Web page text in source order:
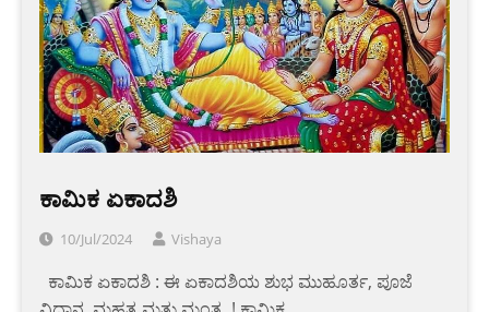
ಕಾಮಿಕ ಏಕಾದಶಿ
10/Jul/2024 Vishaya
‌ ‌ ‌ಕಾಮಿಕ ಏಕಾದಶಿ : ಈ ಏಕಾದಶಿಯ ಶುಭ ಮುಹೂರ್ತ, ಪೂಜೆ